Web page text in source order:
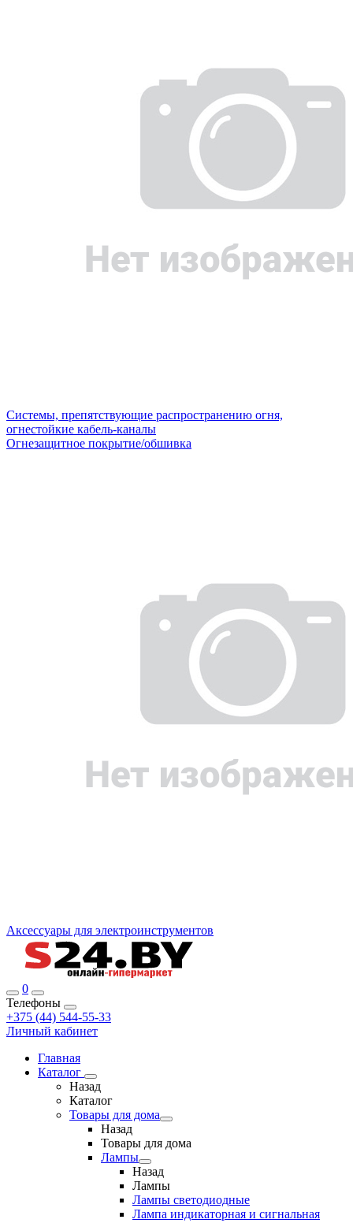
Системы, препятствующие распространению огня,
огнестойкие кабель-каналы
Огнезащитное покрытие/обшивка
Аксессуары для электроинструментов
0
Телефоны
+375 (44) 544-55-33
Личный кабинет
Главная
Каталог
Назад
Каталог
Товары для дома
Назад
Товары для дома
Лампы
Назад
Лампы
Лампы светодиодные
Лампа индикаторная и сигнальная